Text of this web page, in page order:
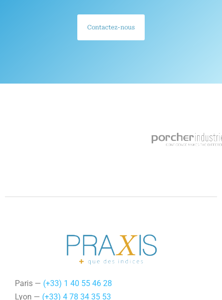
Contactez-nous
Paris — (+33) 1 40 55 46 28
Lyon — (+33) 4 78 34 35 53